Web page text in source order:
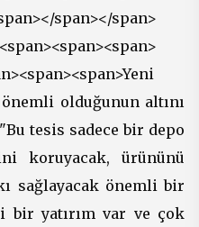
span></span>
olduğunun altını
tesis sadece bir depo
koruyacak, ürününü
sağlayacak önemli bir
bir yatırım var ve çok